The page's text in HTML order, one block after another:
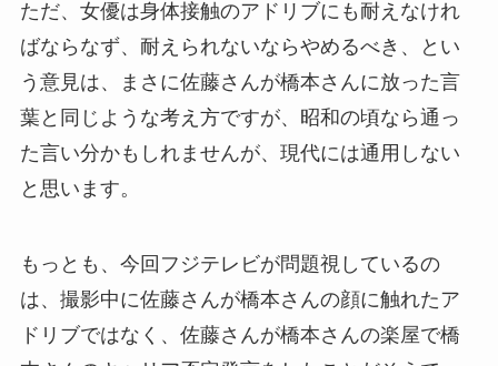
ただ、女優は身体接触のアドリブにも耐えなけれ
ばならなず、耐えられないならやめるべき、とい
う意見は、まさに佐藤さんが橋本さんに放った言
葉と同じような考え方ですが、昭和の頃なら通っ
た言い分かもしれませんが、現代には通用しない
と思います。
もっとも、今回フジテレビが問題視しているの
は、撮影中に佐藤さんが橋本さんの顔に触れたア
ドリブではなく、佐藤さんが橋本さんの楽屋で橋